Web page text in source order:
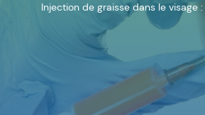
Injection de graisse dans le visage
Navigation
l’article